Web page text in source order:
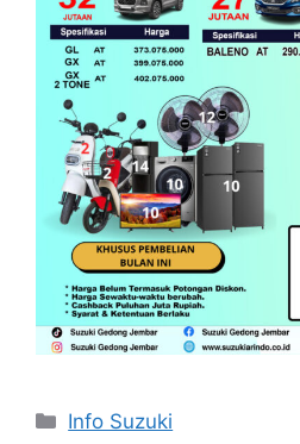
Info Suzuki